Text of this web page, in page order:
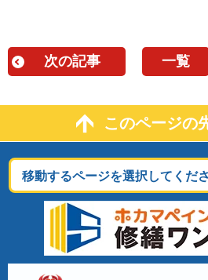
次の記事 一覧
このページの